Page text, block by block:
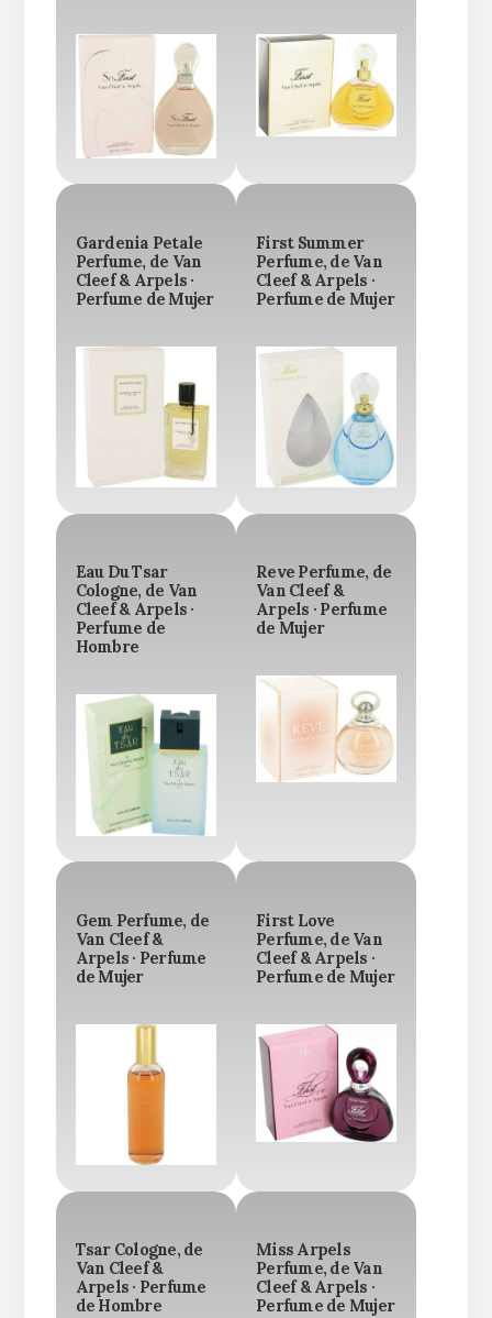
Gardenia Petale
Perfume, de Van
Cleef & Arpels ·
Perfume de Mujer
First Summer
Perfume, de Van
Cleef & Arpels ·
Perfume de Mujer
Eau Du Tsar
Cologne, de Van
Cleef & Arpels ·
Perfume de
Hombre
Reve Perfume, de
Van Cleef &
Arpels · Perfume
de Mujer
Gem Perfume, de
Van Cleef &
Arpels · Perfume
de Mujer
First Love
Perfume, de Van
Cleef & Arpels ·
Perfume de Mujer
Tsar Cologne, de
Van Cleef &
Arpels · Perfume
de Hombre
Miss Arpels
Perfume, de Van
Cleef & Arpels ·
Perfume de Mujer